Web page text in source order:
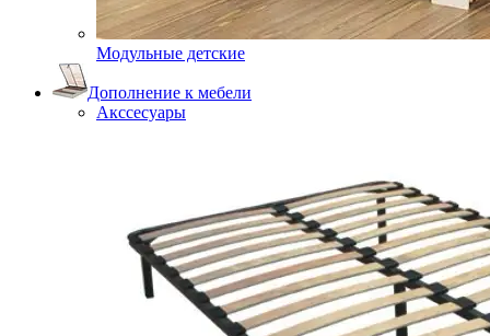
Модульные детские
Дополнение к мебели
Акссесуары